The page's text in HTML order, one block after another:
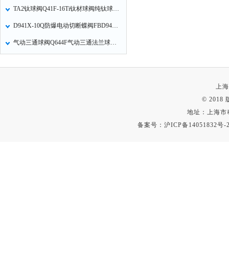
TA2钛球阀Q41F-16Ti钛材球阀纯钛球阀钛合金球阀的应用
D941X-10Q防爆电动切断蝶阀FBD941X-16Q的产品概述
气动三通球阀Q644F气动三通法兰球阀Q645F的特点
上
© 2018
地址：上海市
备案号：沪ICP备14051832号-